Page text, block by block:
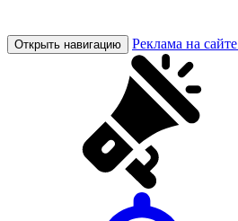
Открыть навигацию Реклама на сайте